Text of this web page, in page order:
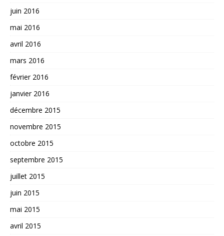
juin 2016
mai 2016
avril 2016
mars 2016
février 2016
janvier 2016
décembre 2015
novembre 2015
octobre 2015
septembre 2015
juillet 2015
juin 2015
mai 2015
avril 2015